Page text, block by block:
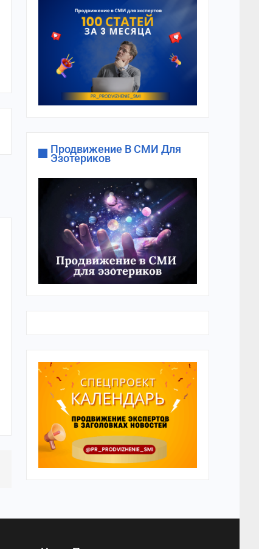
Продвижение В СМИ Для
Эзотериков